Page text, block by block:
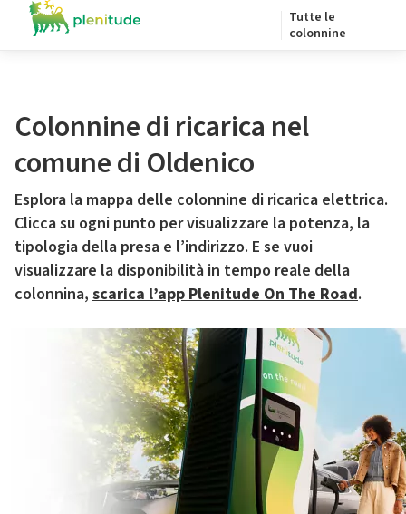
Tutte le
colonnine
Colonnine di ricarica nel
comune di Oldenico
Esplora la mappa delle colonnine di ricarica elettrica.
Clicca su ogni punto per visualizzare la potenza, la
tipologia della presa e l’indirizzo. E se vuoi
visualizzare la disponibilità in tempo reale della
colonnina, scarica l’app Plenitude On The Road.